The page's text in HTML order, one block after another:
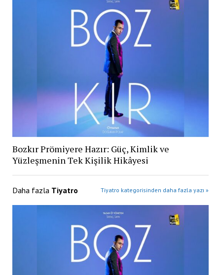
Bozkır Prömiyere Hazır: Güç, Kimlik ve
Yüzleşmenin Tek Kişilik Hikâyesi
Daha fazla Tiyatro Tiyatro kategorisinden daha fazla yazı »